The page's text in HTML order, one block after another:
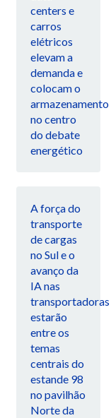
centers e
carros
elétricos
elevam a
demanda e
colocam o
armazenamento
no centro
do debate
energético
A força do
transporte
de cargas
no Sul e o
avanço da
IA nas
transportadoras
estarão
entre os
temas
centrais do
estande 98
no pavilhão
Norte da